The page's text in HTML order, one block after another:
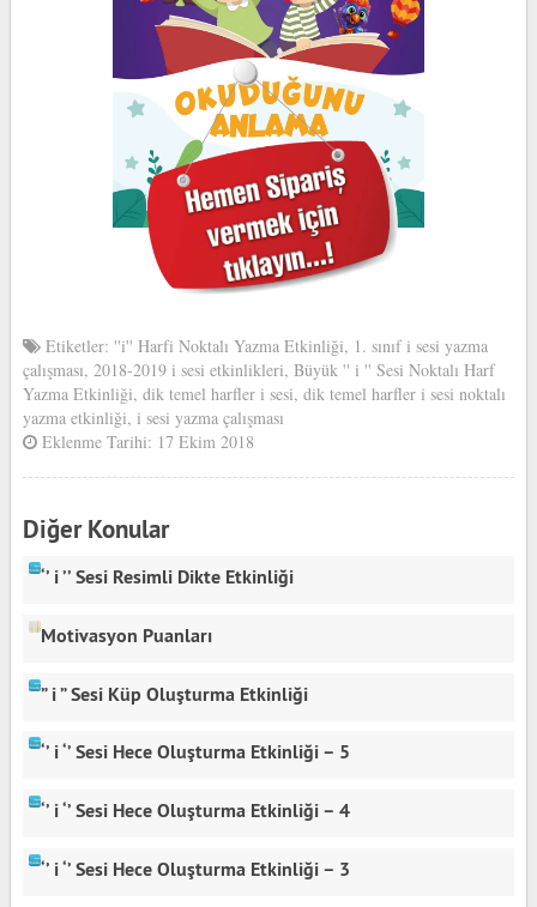
Etiketler: ''i'' Harfi Noktalı Yazma Etkinliği, 1. sınıf i sesi yazma
çalışması, 2018-2019 i sesi etkinlikleri, Büyük '' i '' Sesi Noktalı Harf
Yazma Etkinliği, dik temel harfler i sesi, dik temel harfler i sesi noktalı
yazma etkinliği, i sesi yazma çalışması
Eklenme Tarihi: 17 Ekim 2018
Diğer Konular
‘’ i ’’ Sesi Resimli Dikte Etkinliği
Motivasyon Puanları
” i ” Sesi Küp Oluşturma Etkinliği
‘’ i ‘’ Sesi Hece Oluşturma Etkinliği – 5
‘’ i ‘’ Sesi Hece Oluşturma Etkinliği – 4
‘’ i ‘’ Sesi Hece Oluşturma Etkinliği – 3